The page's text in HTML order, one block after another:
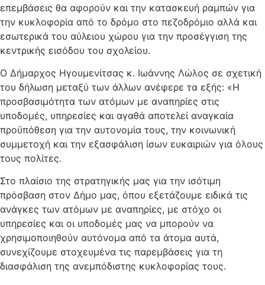
επεμβάσεις θα αφορούν και την κατασκευή ραμπών για
την κυκλοφορία από το δρόμο στο πεζοδρόμιο αλλά και
εσωτερικά του αύλειου χώρου για την προσέγγιση της
κεντρικής εισόδου του σχολείου.
Ο Δήμαρχος Ηγουμενίτσας κ. Ιωάννης Λώλος σε σχετική
του δήλωση μεταξύ των άλλων ανέφερε τα εξής: «Η
προσβασιμότητα των ατόμων με αναπηρίες στις
υποδομές, υπηρεσίες και αγαθά αποτελεί αναγκαία
προϋπόθεση για την αυτονομία τους, την κοινωνική
συμμετοχή και την εξασφάλιση ίσων ευκαιριών για όλους
τους πολίτες.
Στο πλαίσιο της στρατηγικής μας για την ισότιμη
πρόσβαση στον Δήμο μας, όπου εξετάζουμε ειδικά τις
ανάγκες των ατόμων με αναπηρίες, με στόχο οι
υπηρεσίες και οι υποδομές μας να μπορούν να
χρησιμοποιηθούν αυτόνομα από τα άτομα αυτά,
συνεχίζουμε στοχευμένα τις παρεμβάσεις για τη
διασφάλιση της ανεμπόδιστης κυκλοφορίας τους.